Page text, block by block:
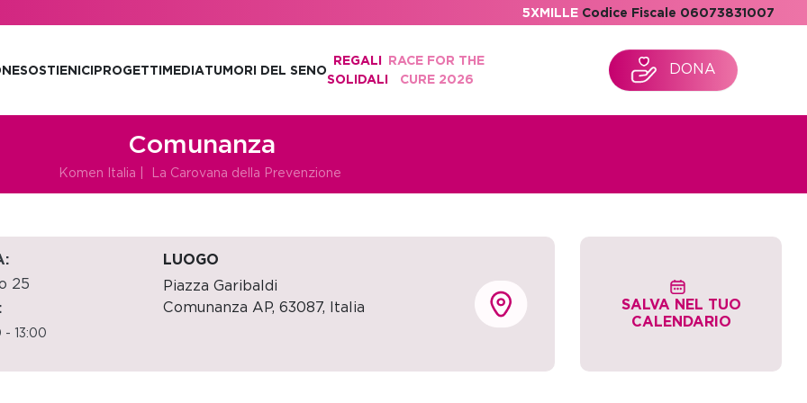
5XMILLE Codice Fiscale 06073831007
SOSTIENICIPROGETTIMEDIATUMORI DEL SENO
REGALI
SOLIDALI
RACE FOR THE
CURE 2026
DONA
Comunanza
Komen Italia La Carovana della Prevenzione
25
13:00
LUOGO
Piazza Garibaldi
Comunanza AP, 63087, Italia
SALVA NEL TUO
CALENDARIO